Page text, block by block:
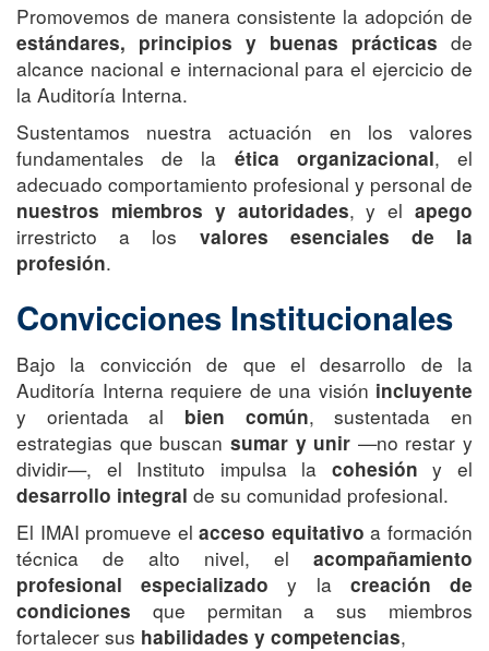
Promovemos de manera consistente la adopción de
estándares, principios y buenas prácticas de
alcance nacional e internacional para el ejercicio de
la Auditoría Interna.
Sustentamos nuestra actuación en los valores
fundamentales de la ética organizacional, el
adecuado comportamiento profesional y personal de
nuestros miembros y autoridades, y el apego
irrestricto a los valores esenciales de la
profesión.
Convicciones Institucionales
Bajo la convicción de que el desarrollo de la
Auditoría Interna requiere de una visión incluyente
y orientada al bien común, sustentada en
estrategias que buscan sumar y unir —no restar y
dividir—, el Instituto impulsa la cohesión y el
desarrollo integral de su comunidad profesional.
El IMAI promueve elacceso equitativo a formación
técnica de alto nivel, el acompañamiento
profesional especializado y la creación de
condiciones que permitan a sus miembros
fortalecer sus habilidades y competencias,